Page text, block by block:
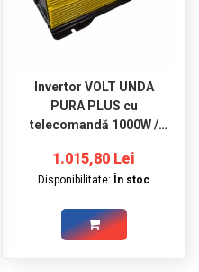
Invertor VOLT UNDA
PURA PLUS cu
telecomandă 1000W /
1.015,80 Lei
Disponibilitate: În stoc